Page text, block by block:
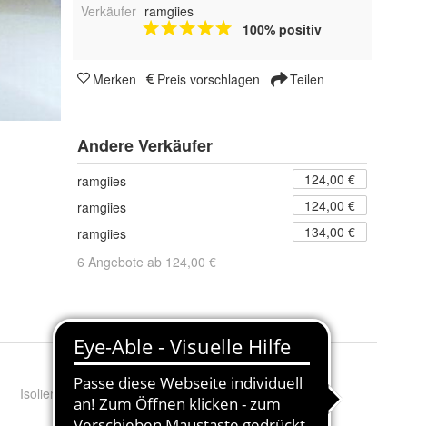
Verkäufer ramgiies
100% positiv
Merken Preis vorschlagen Teilen
Andere Verkäufer
ramgiies
124,00 €
ramgiies
124,00 €
ramgiies
134,00 €
6 Angebote ab 124,00 €
Isolierung